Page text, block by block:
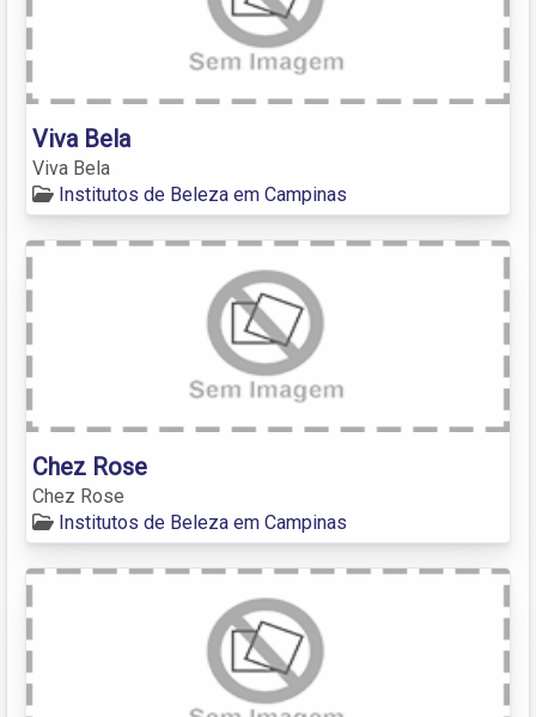
Viva Bela
Viva Bela
Institutos de Beleza em Campinas
Chez Rose
Chez Rose
Institutos de Beleza em Campinas